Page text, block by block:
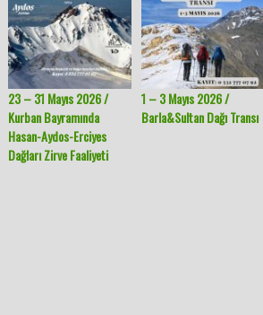
23 – 31 Mayıs 2026 /
Kurban Bayramında
Hasan-Aydos-Erciyes
Dağları Zirve Faaliyeti
1 – 3 Mayıs 2026 /
Barla&Sultan Dağı Transı